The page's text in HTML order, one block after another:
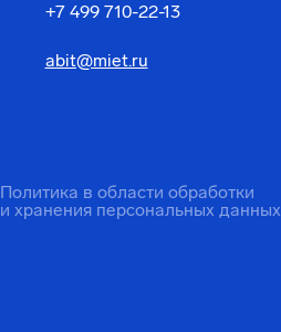
+7 499 710-22-13
abit@miet.ru
Политика в области обработки
и хранения персональных данных